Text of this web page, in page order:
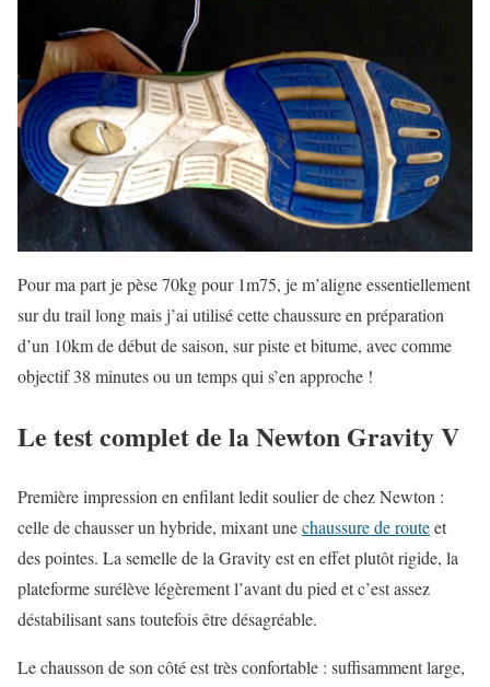
Pour ma part je pèse 70kg pour 1m75, je m’aligne essentiellement
sur du trail long mais j’ai utilisé cette chaussure en préparation
d’un 10km de début de saison, sur piste et bitume, avec comme
objectif 38 minutes ou un temps qui s’en approche !
Le test complet de la Newton Gravity V
Première impression en enfilant ledit soulier de chez Newton :
celle de chausser un hybride, mixant unechaussure de routeet
des pointes. La semelle de la Gravity est en effet plutôt rigide, la
plateforme surélève légèrement l’avant du pied et c’est assez
déstabilisant sans toutefois être désagréable.
Le chausson de son côté est très confortable : suffisamment large,